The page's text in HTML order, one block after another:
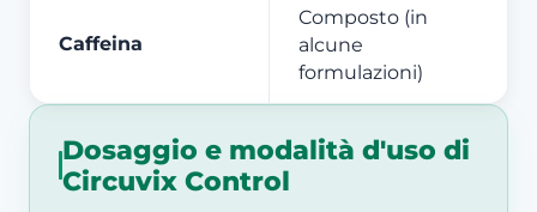
Caffeina
Composto (in
alcune
formulazioni)
Dosaggio e modalità d'uso di
Circuvix Control